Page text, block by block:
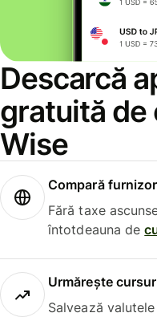
Descarcă
gratuită de
Wise
Compară
Fără taxe
întotdeauna de
Urmărește
Salvează